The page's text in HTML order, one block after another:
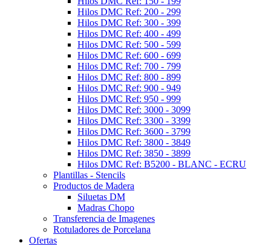
Hilos DMC Ref: 200 - 299
Hilos DMC Ref: 300 - 399
Hilos DMC Ref: 400 - 499
Hilos DMC Ref: 500 - 599
Hilos DMC Ref: 600 - 699
Hilos DMC Ref: 700 - 799
Hilos DMC Ref: 800 - 899
Hilos DMC Ref: 900 - 949
Hilos DMC Ref: 950 - 999
Hilos DMC Ref: 3000 - 3099
Hilos DMC Ref: 3300 - 3399
Hilos DMC Ref: 3600 - 3799
Hilos DMC Ref: 3800 - 3849
Hilos DMC Ref: 3850 - 3899
Hilos DMC Ref: B5200 - BLANC - ECRU
Plantillas - Stencils
Productos de Madera
Siluetas DM
Madras Chopo
Transferencia de Imagenes
Rotuladores de Porcelana
Ofertas